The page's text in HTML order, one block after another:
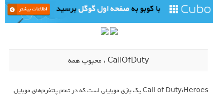
CallOfDuty ، محبوب همه
Call of Duty:Heroes یک بازی موبایلی است که در تمام پلتفرم‌های موبایل